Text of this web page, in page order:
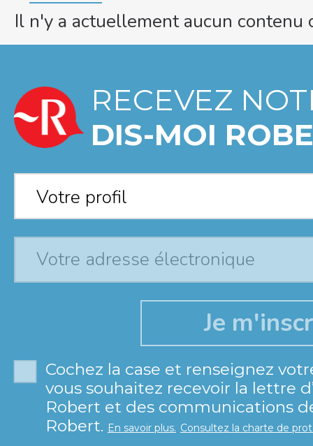
Il n'y a actuellement aucun contenu
RECEVEZ
DIS-MOI
Votre profil*
Votre profil
Cochez la case et renseignez
vous souhaitez recevoir la lettre
Robert et des communications
Robert. En savoir plus. Consultez la charte de